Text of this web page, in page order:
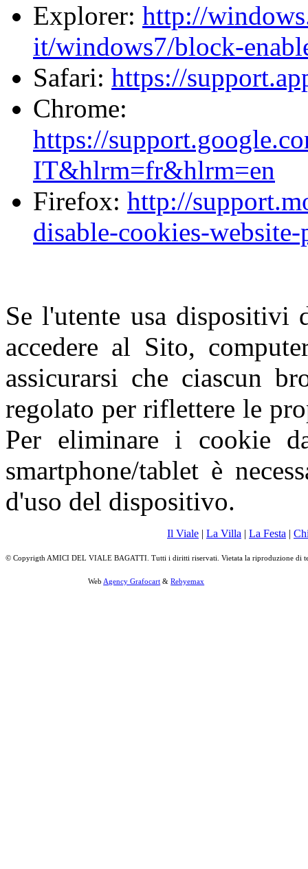
Explorer: http://
it/windows7/block-
Safari: https://
Chrome:
https://
IT&hlrm=fr&hlrm=en
Firefox: http://
disable-cookies-website-
Se l'utente usa dispositivi
accedere al Sito,
assicurarsi che ciascun
regolato per riflettere le
Per eliminare i cookie
smartphone/tablet è
d'uso del dispositivo.
Il Viale | La Villa | La Festa |
© Copyrigth AMICI DEL VIALE BAGATTI. Tutti i diritti riservati. Vietata la riproduzione di
Web Agency Grafocart &Rebyemax